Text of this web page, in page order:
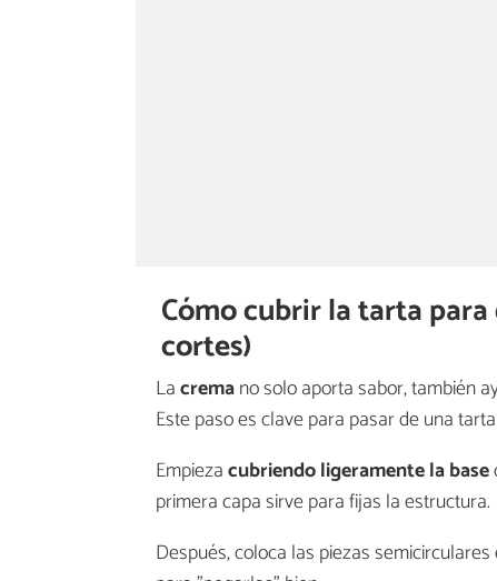
Cómo cubrir la tarta
cortes)
Lacremano solo aporta sabor, también
Este paso es clave para pasar de una
Empiezacubriendo ligeramente la base
primera capa sirve para fijas la estructura.
Después, coloca las piezas